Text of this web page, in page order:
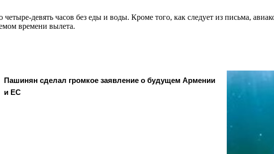
девять часов без еды и воды. Кроме того, как следует из письма,
времени вылета.
Пашинян сделал громкое заявление о будущем Армении
и ЕС